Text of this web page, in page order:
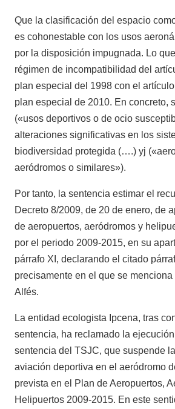
Que la clasificación del espacio
es cohonestable con los usos
por la disposición impugnada. Lo
régimen de incompatibilidad del
plan especial del 1998 con el
plan especial de 2010. En concreto,
(«usos deportivos o de ocio
alteraciones significativas en los
biodiversidad protegida (….) yj
aeródromos o similares»).
Por tanto, la sentencia estimar el
Decreto 8/2009, de 20 de enero, de
de aeropuertos, aeródromos y
por el periodo 2009-2015, en su
párrafo XI, declarando el citado
precisamente en el que se
Alfés.
La entidad ecologista Ipcena, tras
sentencia, ha reclamado la
sentencia del TSJC, que suspende
aviación deportiva en el aeródromo
prevista en el Plan de Aeropuertos,
Helipuertos 2009-2015. En este